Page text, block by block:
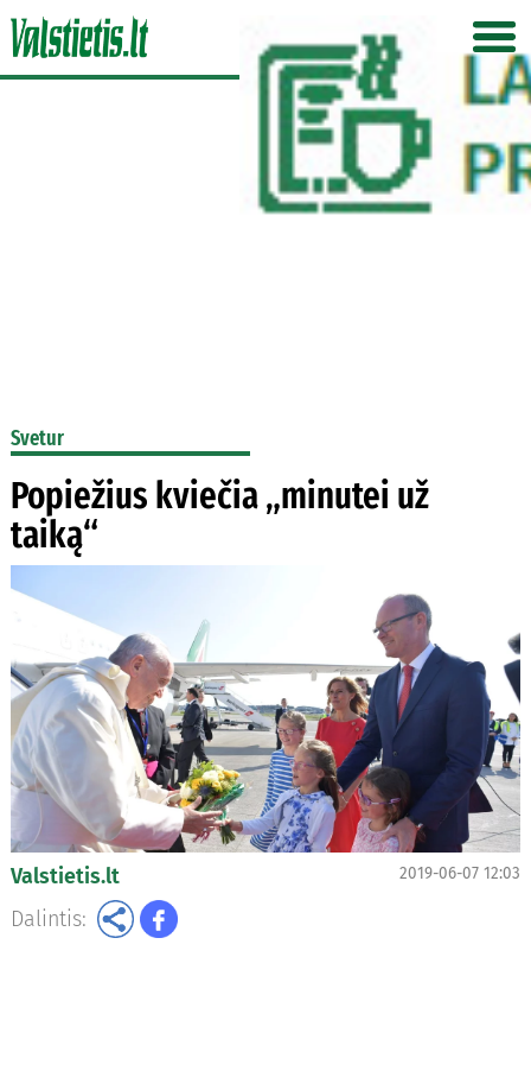
Svetur
Popiežius kviečia „minutei už
taiką“
Valstietis.lt 2019-06-07 12:03
Dalintis: